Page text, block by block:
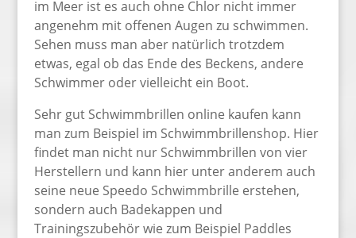
im Meer ist es auch ohne Chlor nicht immer
angenehm mit offenen Augen zu schwimmen.
Sehen muss man aber natürlich trotzdem
etwas, egal ob das Ende des Beckens, andere
Schwimmer oder vielleicht ein Boot.
Sehr gut Schwimmbrillen online kaufen kann
man zum Beispiel im Schwimmbrillenshop. Hier
findet man nicht nur Schwimmbrillen von vier
Herstellern und kann hier unter anderem auch
seine neue Speedo Schwimmbrille erstehen,
sondern auch Badekappen und
Trainingszubehör wie zum Beispiel Paddles